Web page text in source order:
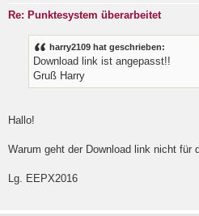
Re: Punktesystem überarbeitet
harry2109 hat geschrieben:
Download link ist angepasst!!
Gruß Harry
Hallo!
Warum geht der Download link nicht für
Lg. EEPX2016